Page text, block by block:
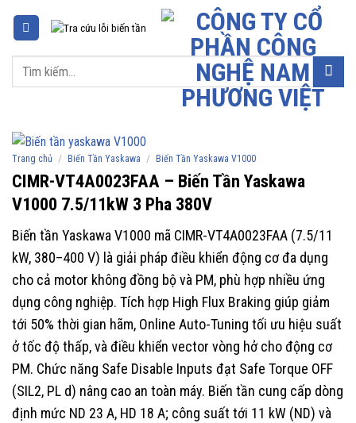
dungTìm
Trang chủ / Biến Tần Yaskawa / Biến Tần Yaskawa V1000
CIMR-VT4A0023FAA – Biến Tần Yaskawa
V1000 7.5/11kW 3 Pha 380V
Biến tần Yaskawa V1000 mã CIMR-VT4A0023FAA (7.5/11
kW, 380–400 V) là giải pháp điều khiển động cơ đa dụng
cho cả motor không đồng bộ và PM, phù hợp nhiều ứng
dụng công nghiệp. Tích hợp High Flux Braking giúp giảm
tới 50% thời gian hãm, Online Auto-Tuning tối ưu hiệu suất
ở tốc độ thấp, và điều khiển vector vòng hở cho động cơ
PM. Chức năng Safe Disable Inputs đạt Safe Torque OFF
(SIL2, PL d) nâng cao an toàn máy. Biến tần cung cấp dòng
định mức ND 23 A, HD 18 A; công suất tới 11 kW (ND) và